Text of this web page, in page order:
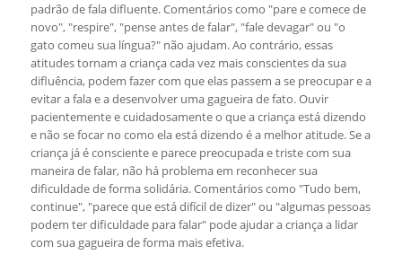
padrão de fala difluente. Comentários como "pare e comece de
novo", "respire", "pense antes de falar", "fale devagar" ou "o
gato comeu sua língua?" não ajudam. Ao contrário, essas
atitudes tornam a criança cada vez mais conscientes da sua
difluência, podem fazer com que elas passem a se preocupar e a
evitar a fala e a desenvolver uma gagueira de fato. Ouvir
pacientemente e cuidadosamente o que a criança está dizendo
e não se focar no como ela está dizendo é a melhor atitude. Se a
criança já é consciente e parece preocupada e triste com sua
maneira de falar, não há problema em reconhecer sua
dificuldade de forma solidária. Comentários como "Tudo bem,
continue", "parece que está difícil de dizer" ou "algumas pessoas
podem ter dificuldade para falar" pode ajudar a criança a lidar
com sua gagueira de forma mais efetiva.